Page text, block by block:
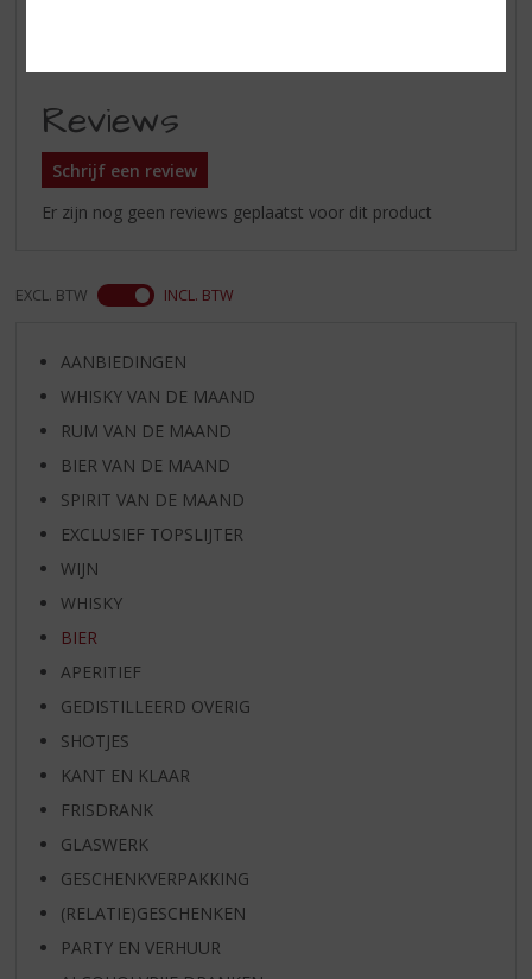
Reviews
Schrijf een review
Er zijn nog geen reviews geplaatst voor dit product
EXCL. BTW INCL. BTW
AANBIEDINGEN
WHISKY VAN DE MAAND
RUM VAN DE MAAND
BIER VAN DE MAAND
SPIRIT VAN DE MAAND
EXCLUSIEF TOPSLIJTER
WIJN
WHISKY
BIER
APERITIEF
GEDISTILLEERD OVERIG
SHOTJES
KANT EN KLAAR
FRISDRANK
GLASWERK
GESCHENKVERPAKKING
(RELATIE)GESCHENKEN
PARTY EN VERHUUR